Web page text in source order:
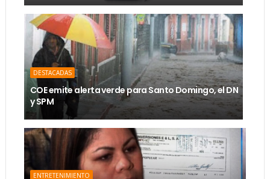
DESTACADAS
COE emite alerta verde para Santo Domingo, el DN
y SPM
ENTRETENIMIENTO